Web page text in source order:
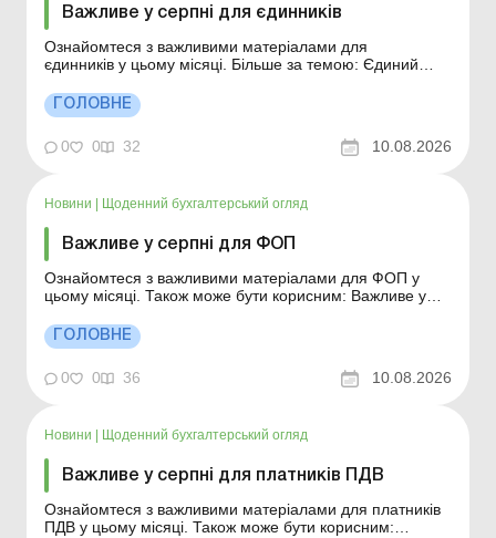
Важливе у серпні для єдинників
Ознайомтеся з важливими матеріалами для
єдинників у цьому місяці. Більше за темою: Єдиний
єдиного податку для платників першої – третьої груп
Ліміти річного доходу для платників єдиного податку
ГОЛОВНЕ
0 0 32 10.08.2026
Новини | Щоденний бухгалтерський огляд
Важливе у серпні для ФОП
Ознайомтеся з важливими матеріалами для ФОП у
цьому місяці. Також може бути корисним: Важливе у
єдинників Важливе у серпні для роботодавців Строк
позовної давності за ПКУ (1 095 днів) минув: чи можна
подати уточнюючий Розрахунок ЮО або ...
ГОЛОВНЕ
0 0 36 10.08.2026
Новини Щоденний бухгалтерський огляд
Важливе у серпні для платників ПДВ
Ознайомтеся з важливими матеріалами для платників
ПДВ у цьому місяці. Також може бути корисним: